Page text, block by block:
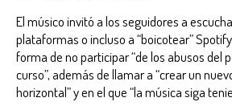
El músico invitó a los seguidores a
plataformas o incluso a “boicotear”
forma de no participar “de los abusos del
curso”, además de llamar a “crear un
horizontal” y en el que “la música siga